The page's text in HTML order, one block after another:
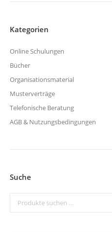
Kategorien
Online Schulungen
Bücher
Organisationsmaterial
Musterverträge
Telefonische Beratung
AGB & Nutzungsbedingungen
Suche